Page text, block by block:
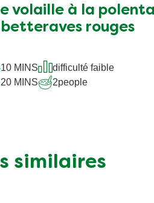
volaille à la polenta
rouges
10 MINS
difficulté faible
20 MINS
2people
similaires